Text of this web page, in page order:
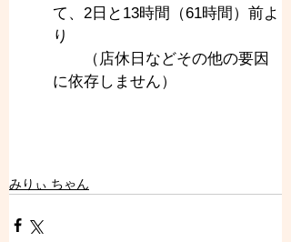
て、2日と13時間（61時間）前よ
り
（店休日などその他の要因
に依存しません）
みりぃ ちゃん